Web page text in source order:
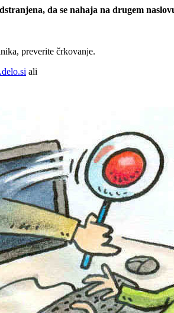
da se nahaja na drugem
preverite črkovanje.
ali